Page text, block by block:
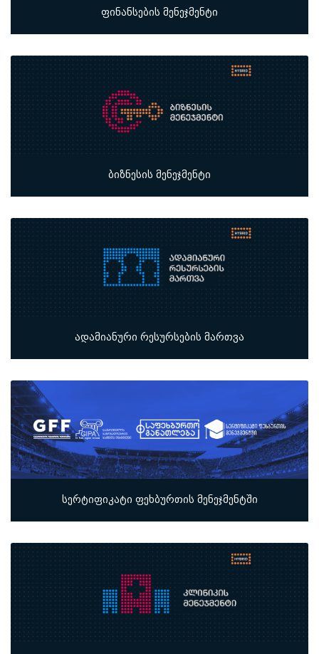
ფინანსების მენეჯმენტი
ბიზნესის მენეჯმენტი
ადამიანური რესურსების მართვა
სერტიფიკატი ფეხბურთის მენეჯმენტში